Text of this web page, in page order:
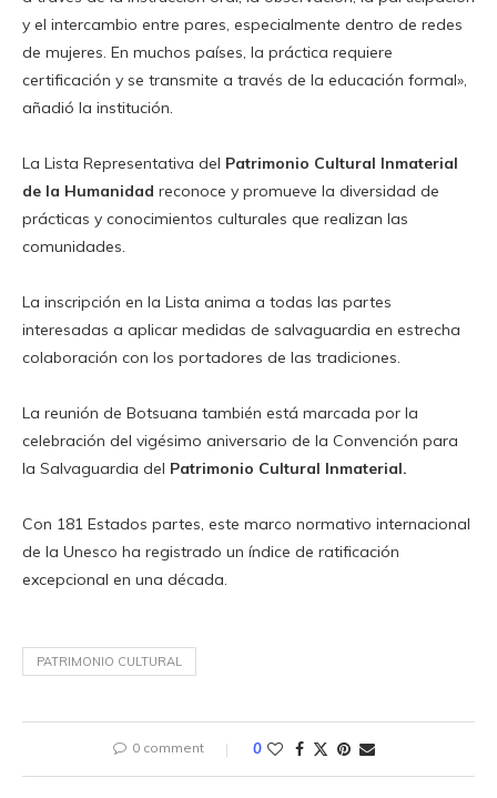
y el intercambio entre pares, especialmente dentro de redes
de mujeres. En muchos países, la práctica requiere
certificación y se transmite a través de la educación formal»,
añadió la institución.
La Lista Representativa del Patrimonio Cultural Inmaterial
de la Humanidad reconoce y promueve la diversidad de
prácticas y conocimientos culturales que realizan las
comunidades.
La inscripción en la Lista anima a todas las partes
interesadas a aplicar medidas de salvaguardia en estrecha
colaboración con los portadores de las tradiciones.
La reunión de Botsuana también está marcada por la
celebración del vigésimo aniversario de la Convención para
la Salvaguardia del Patrimonio Cultural Inmaterial.
Con 181 Estados partes, este marco normativo internacional
de la Unesco ha registrado un índice de ratificación
excepcional en una década.
PATRIMONIO CULTURAL
0 comment 0